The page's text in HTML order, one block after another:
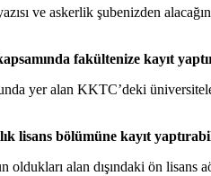
ve askerlik şubenizden
fakültenize kayıt
yer alan KKTC’deki
lisans bölümüne kayıt
alan dışındaki ön lisans